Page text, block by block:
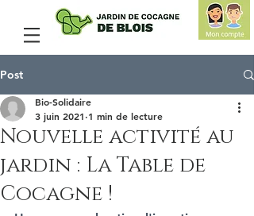
Post
Nouvelle activité au
jardin : La Table de
Cocagne !
Bio-Solidaire
3 juin 2021 1 min de lecture